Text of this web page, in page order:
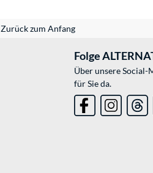
Zurück zum Anfang
Folge
Über unsere
für Sie da.